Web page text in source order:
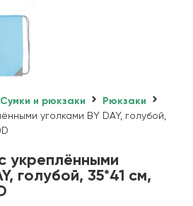
Сумки и рюкзаки
Рюкзаки
уголками BY DAY, голубой,
укреплёнными
голубой, 35*41 см,